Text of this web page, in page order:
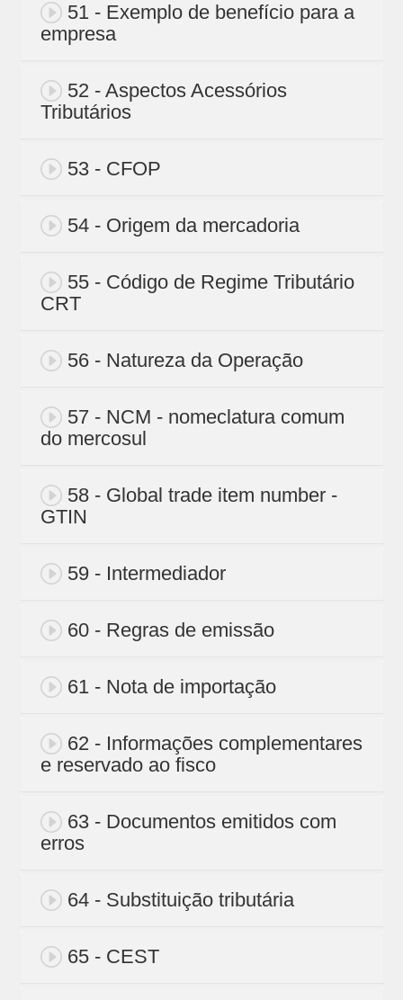
51 - Exemplo de benefício para a
empresa
52 - Aspectos Acessórios
Tributários
53 - CFOP
54 - Origem da mercadoria
55 - Código de Regime Tributário
CRT
56 - Natureza da Operação
57 - NCM - nomeclatura comum
do mercosul
58 - Global trade item number -
GTIN
59 - Intermediador
60 - Regras de emissão
61 - Nota de importação
62 - Informações complementares
e reservado ao fisco
63 - Documentos emitidos com
erros
64 - Substituição tributária
65 - CEST